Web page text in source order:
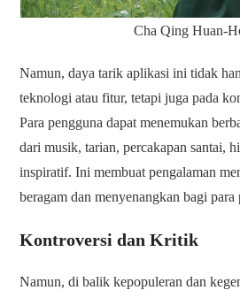
Cha Qing Huan-
Namun, daya tarik aplikasi ini tidak
teknologi atau fitur, tetapi juga pada
Para pengguna dapat menemukan
dari musik, tarian, percakapan santai,
inspiratif. Ini membuat pengalaman
beragam dan menyenangkan bagi para
Kontroversi dan Kritik
Namun, di balik kepopuleran dan